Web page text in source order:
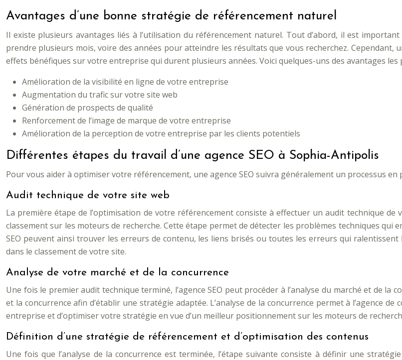
Avantages d’une bonne stratégie de référencement naturel
Il existe plusieurs avantages liés à l’utilisation du référencement naturel. Tout d’abord, il est
prendre plusieurs mois, voire des années pour atteindre les résultats que vous recherchez.
effets bénéfiques sur votre entreprise qui durent plusieurs années. Voici quelques-uns des avantages les
Amélioration de la visibilité en ligne de votre entreprise
Augmentation du trafic sur votre site web
Génération de prospects de qualité
Renforcement de l’image de marque de votre entreprise
Amélioration de la perception de votre entreprise par les clients potentiels
Différentes étapes du travail d’une agence SEO à Sophia-Antipolis
Pour vous aider à optimiser votre référencement, une agence SEO suivra généralement un processus en
Audit technique de votre site web
La première étape de l’optimisation de votre référencement consiste à effectuer un audit technique
classement sur les moteurs de recherche. Cette étape permet de détecter les problèmes techniques qui
SEO peuvent ainsi trouver les erreurs de contenu, les liens brisés ou toutes les erreurs qui
dans le classement de votre site.
Analyse de votre marché et de la concurrence
Une fois le premier audit technique terminé, l’agence SEO peut procéder à l’analyse du marché et de
et la concurrence afin d’établir une stratégie adaptée. L’analyse de la concurrence permet à l’agence
entreprise et d’optimiser votre stratégie en vue d’un meilleur positionnement sur les moteurs de
Définition d’une stratégie de référencement et d’optimisation des contenus
Une fois que l’analyse de la concurrence est terminée, l’étape suivante consiste à définir une